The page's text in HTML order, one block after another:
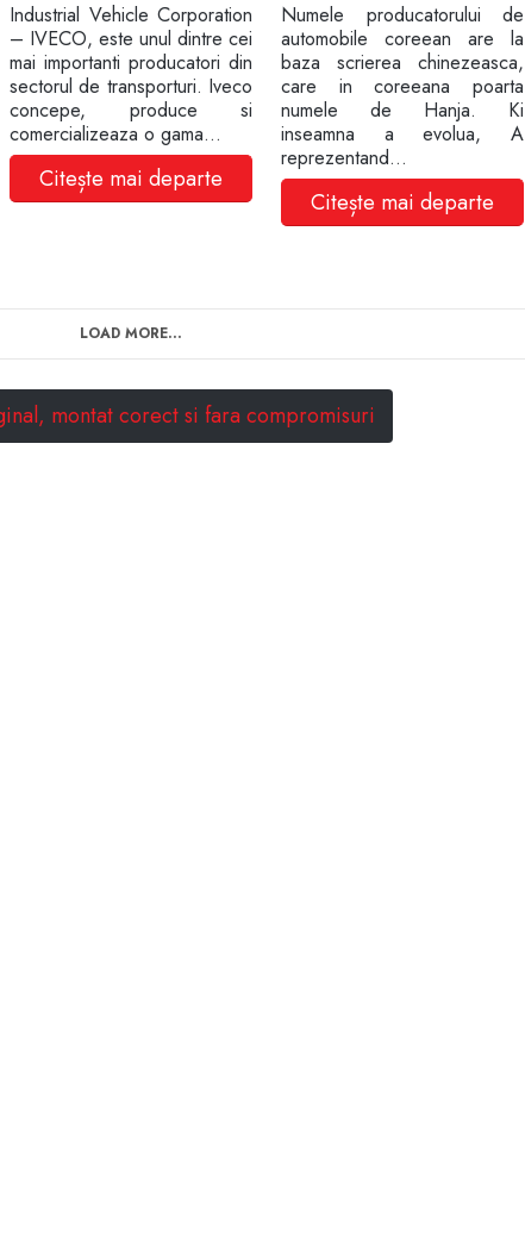
Industrial Vehicle Corporation
– IVECO, este unul dintre cei
mai importanti producatori din
sectorul de transporturi. Iveco
concepe, produce si
comercializeaza o gama...
Citește mai departe
Numele producatorului de
automobile coreean are la
baza scrierea chinezeasca,
care in coreeana poarta
numele de Hanja. Ki
inseamna a evolua, A
reprezentand...
Citește mai departe
LOAD MORE...
montat corect si fara compromisuri